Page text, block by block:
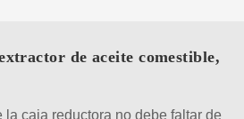
de aceite comestible,
la caja reductora no debe faltar de